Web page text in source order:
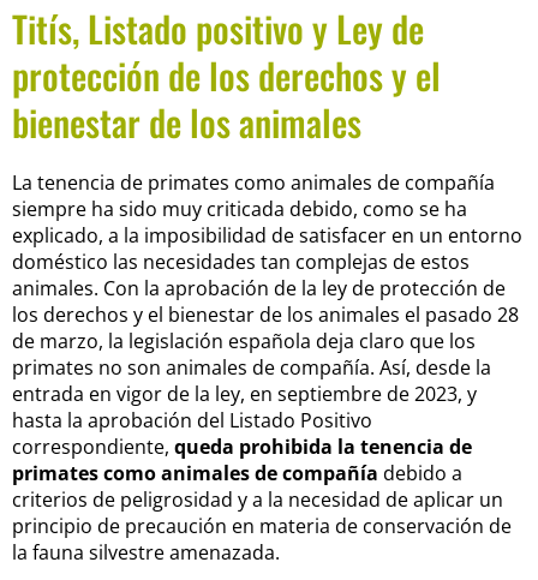
Titís, Listado positivo y Ley de
protección de los derechos y el
bienestar de los animales
La tenencia de primates como animales de compañía
siempre ha sido muy criticada debido, como se ha
explicado, a la imposibilidad de satisfacer en un entorno
doméstico las necesidades tan complejas de estos
animales. Con la aprobación de la ley de protección de
los derechos y el bienestar de los animales el pasado 28
de marzo, la legislación española deja claro que los
primates no son animales de compañía. Así, desde la
entrada en vigor de la ley, en septiembre de 2023, y
hasta la aprobación del Listado Positivo
correspondiente, queda prohibida la tenencia de
primates como animales de compañía debido a
criterios de peligrosidad y a la necesidad de aplicar un
principio de precaución en materia de conservación de
la fauna silvestre amenazada.